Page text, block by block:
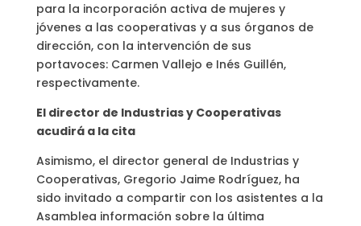
para la incorporación activa de mujeres y
jóvenes a las cooperativas y a sus órganos de
dirección, con la intervención de sus
portavoces: Carmen Vallejo e Inés Guillén,
respectivamente.
El director de Industrias y Cooperativas
acudirá a la cita
Asimismo, el director general de Industrias y
Cooperativas, Gregorio Jaime Rodríguez, ha
sido invitado a compartir con los asistentes a la
Asamblea información sobre la última